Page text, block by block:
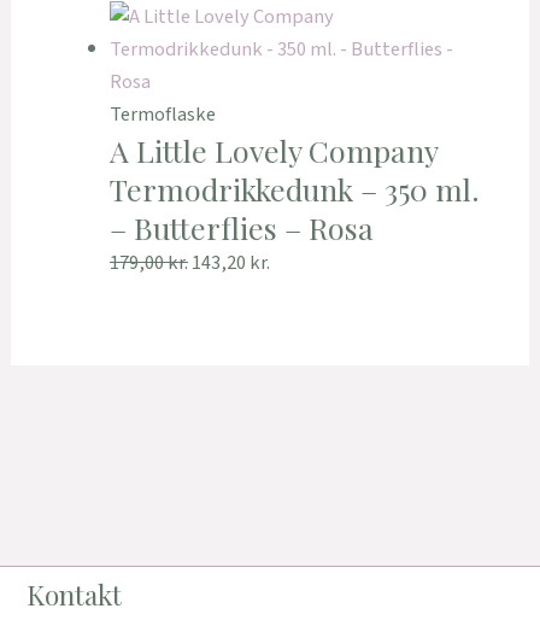
Termoflaske
A Little Lovely Company
Termodrikkedunk – 350 ml.
– Butterflies – Rosa
179,00kr.143,20 kr.
Kontakt